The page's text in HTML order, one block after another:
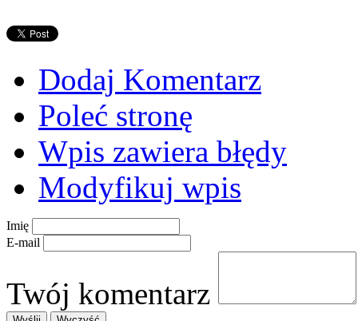
Dodaj Komentarz
Poleć stronę
Wpis zawiera błędy
Modyfikuj wpis
Imię
E-mail
Twój komentarz